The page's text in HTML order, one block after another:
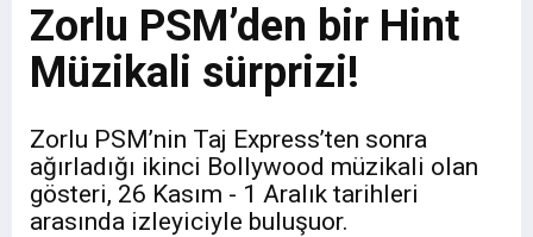
Zorlu PSM’den bir Hint
Müzikali sürprizi!
Zorlu PSM’nin Taj Express’ten sonra
ağırladığı ikinci Bollywood müzikali olan
gösteri, 26 Kasım - 1 Aralık tarihleri
arasında izleyiciyle buluşuor.